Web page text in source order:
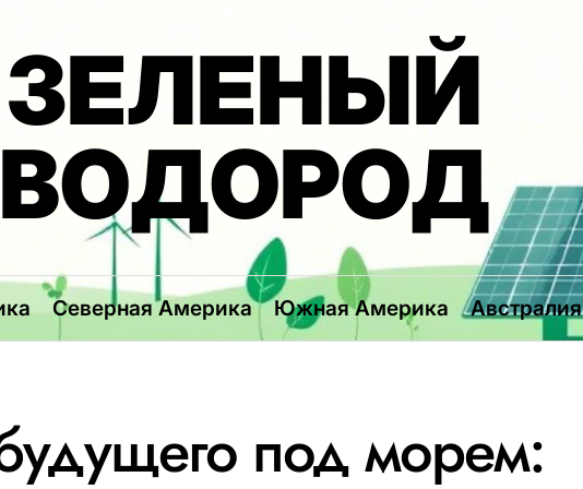
ЗЕЛЕНЫЙ
ВОДОРОД
Северная Америка Южная Америка Австралия
под морем: